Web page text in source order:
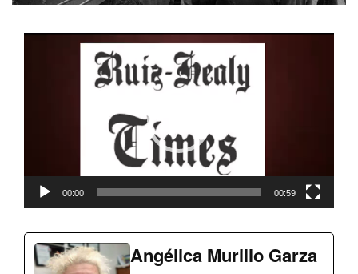
Reproductor
00:00 00:59
Angélica Murillo Garza